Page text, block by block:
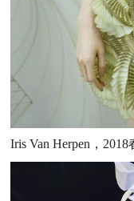
Iris Van Herpen，